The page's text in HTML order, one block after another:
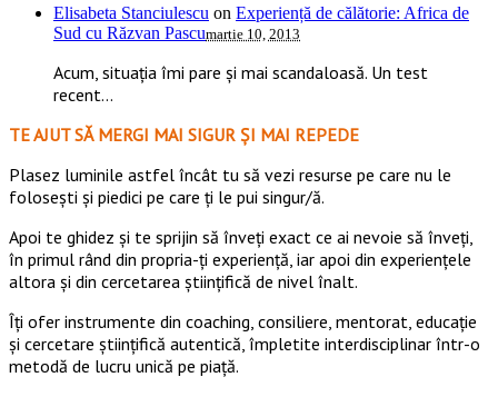
Elisabeta Stanciulescu on Experiență de călătorie: Africa de
Sud cu Răzvan Pascumartie 10, 2013
Acum, situația îmi pare și mai scandaloasă. Un test
recent...
TE AJUT SĂ MERGI MAI SIGUR ȘI MAI REPEDE
​​Plasez luminile astfel încât tu să vezi resurse pe care nu le
folosești și piedici pe care ți le pui singur/ă.
Apoi te ghidez și te sprijin să înveți exact ce ai nevoie să înveți,
în primul rând din propria-ți experiență, iar apoi din experiențele
altora și din cercetarea științifică de nivel înalt.
Îți ofer instrumente din coaching, consiliere, mentorat, educație
și cercetare științifică autentică, împletite interdisciplinar într-o
metodă de lucru unică pe piață.